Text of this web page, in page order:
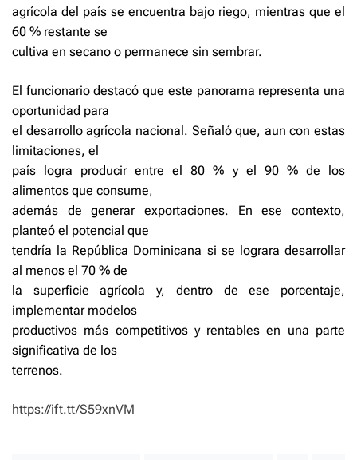
agrícola del país se encuentra bajo riego, mientras que el
60 % restante se
cultiva en secano o permanece sin sembrar.
El funcionario destacó que este panorama representa una
oportunidad para
el desarrollo agrícola nacional. Señaló que, aun con estas
limitaciones, el
país logra producir entre el 80 % y el 90 % de los
alimentos que consume,
además de generar exportaciones. En ese contexto,
planteó el potencial que
tendría la República Dominicana si se lograra desarrollar
al menos el 70 % de
la superficie agrícola y, dentro de ese porcentaje,
implementar modelos
productivos más competitivos y rentables en una parte
significativa de los
terrenos.
https://ift.tt/S59xnVM